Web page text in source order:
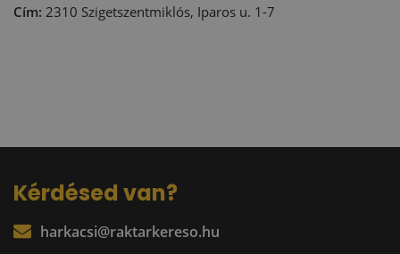
Cím: 2310 Szigetszentmiklós, Iparos u. 1-7
Kérdésed van?
harkacsi@raktarkereso.hu